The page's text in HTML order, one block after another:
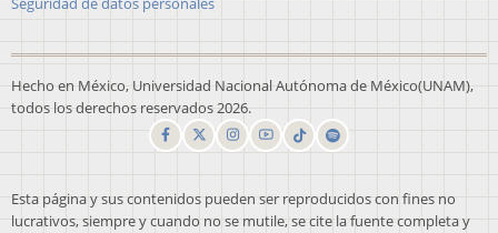
Hecho en México, Universidad Nacional Autónoma de México(UNAM),
todos los derechos reservados 2026.
Esta página y sus contenidos pueden ser reproducidos con fines no
lucrativos, siempre y cuando no se mutile, se cite la fuente completa y